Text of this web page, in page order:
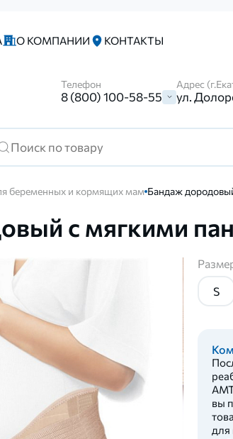
О КОМПАНИИ КОНТАКТЫ
Телефон
8 (800) 100-58-55
Адрес
ул.
беременных и кормящих мам Бандаж
с мягкими
S
вы
для